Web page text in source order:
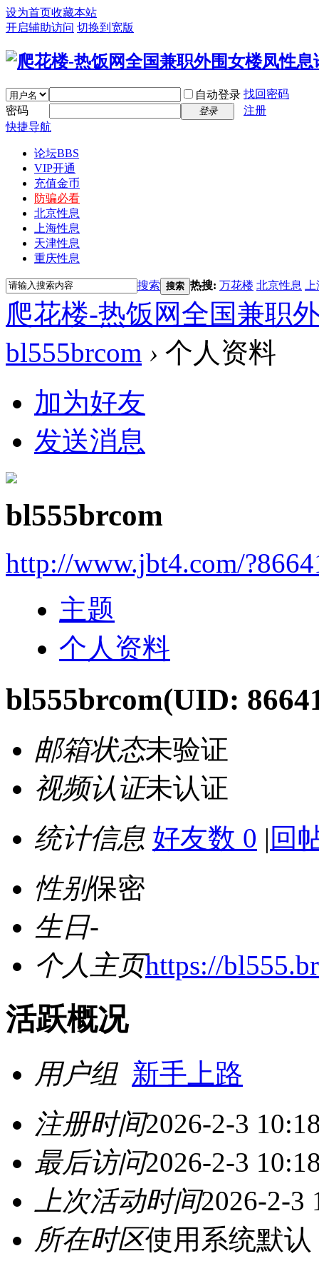
设为首页收藏本站
开启辅助访问 切换到宽版
自动登录 找回密码
密码
登录
注册
快捷导航
论坛BBS
VIP开通
充值金币
防骗必看
北京性息
上海性息
天津性息
重庆性息
搜索 搜索 热搜: 万花楼 北京性息
爬花楼-热饭网全国兼职
bl555brcom › 个人资料
加为好友
发送消息
bl555brcom
http://www.jbt4.com/
主题
个人资料
bl555brcom(UID:
邮箱状态未验证
视频认证未认证
统计信息 好友数 0 | 回
性别保密
生日-
个人主页https://
活跃概况
用户组 新手上路
注册时间2026-2-3
最后访问2026-2-3
上次活动时间2026-2-3
所在时区使用系统默认